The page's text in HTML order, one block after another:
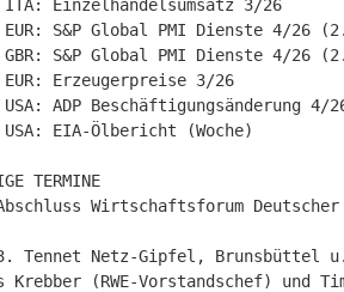
ITA: Einzelhandelsumsatz 3/26
EUR: S&P Global PMI Dienste 4/26
GBR: S&P Global PMI Dienste 4/26
Erzeugerpreise 3/26
ADP Beschäftigungsänderung 4/
EIA-Ölbericht (Woche)
TERMINE
Wirtschaftsforum
3. Tennet Netz-Gipfel, Brunsbüttel
Krebber (RWE-Vorstandschef) und